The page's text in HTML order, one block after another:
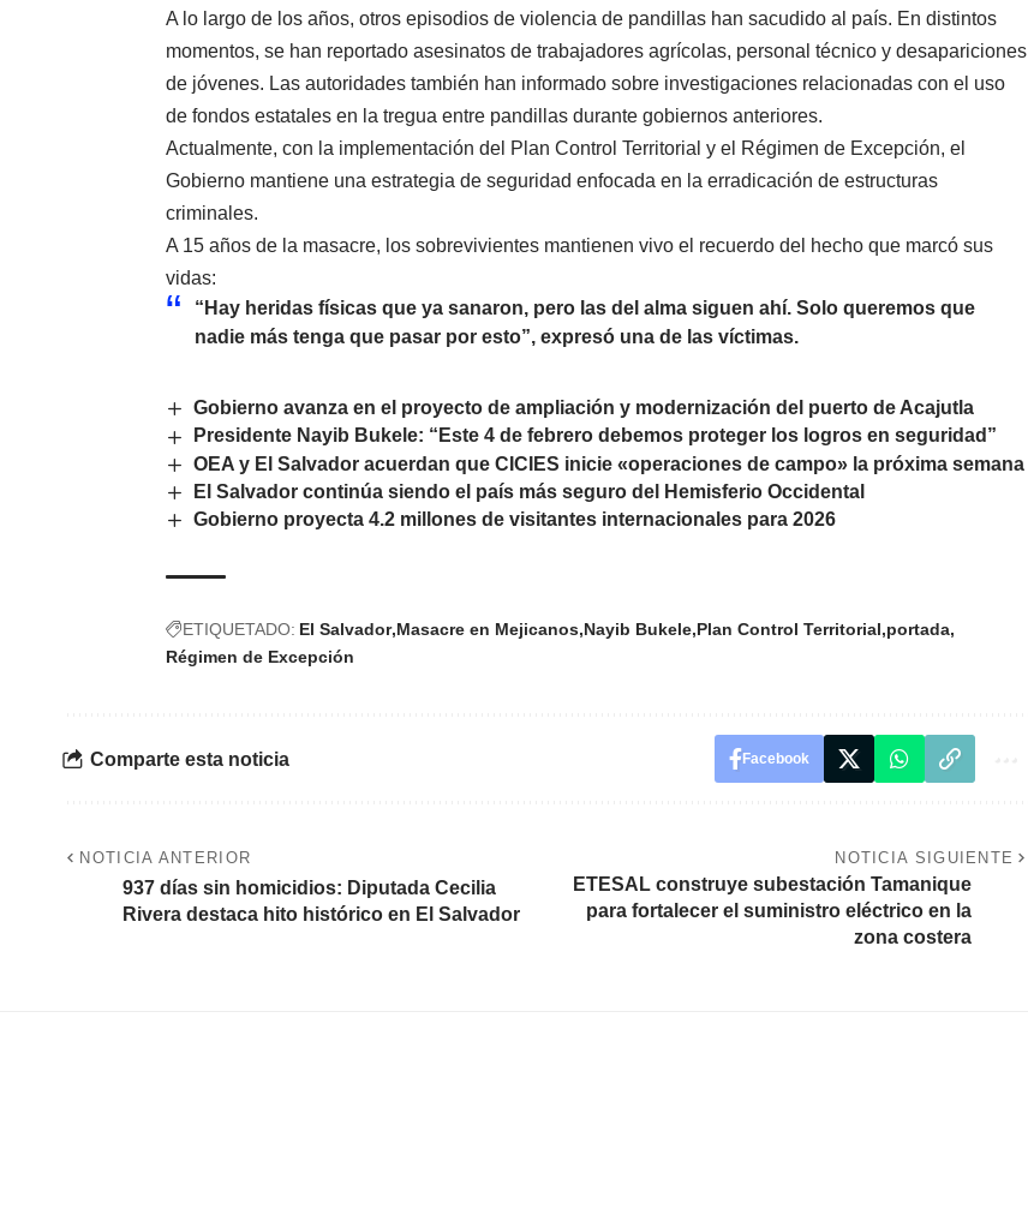
A lo largo de los años, otros episodios de violencia de pandillas han sacudido al país. En distintos
momentos, se han reportado asesinatos de trabajadores agrícolas, personal técnico y desapariciones
de jóvenes. Las autoridades también han informado sobre investigaciones relacionadas con el uso
de fondos estatales en la tregua entre pandillas durante gobiernos anteriores.
Actualmente, con la implementación del Plan Control Territorial y el Régimen de Excepción, el
Gobierno mantiene una estrategia de seguridad enfocada en la erradicación de estructuras
criminales.
A 15 años de la masacre, los sobrevivientes mantienen vivo el recuerdo del hecho que marcó sus
vidas:
“Hay heridas físicas que ya sanaron, pero las del alma siguen ahí. Solo queremos que
nadie más tenga que pasar por esto”, expresó una de las víctimas.
Gobierno avanza en el proyecto de ampliación y modernización del puerto de Acajutla
Presidente Nayib Bukele: “Este 4 de febrero debemos proteger los logros en seguridad”
OEA y El Salvador acuerdan que CICIES inicie «operaciones de campo» la próxima semana
El Salvador continúa siendo el país más seguro del Hemisferio Occidental
Gobierno proyecta 4.2 millones de visitantes internacionales para 2026
ETIQUETADO: El Salvador Masacre en Mejicanos Nayib Bukele Plan Control Territorial portada
Régimen de Excepción
Comparte esta noticia Facebook
NOTICIA ANTERIOR
937 días sin homicidios: Diputada Cecilia
Rivera destaca hito histórico en El Salvador
NOTICIA SIGUIENTE
ETESAL construye subestación Tamanique
para fortalecer el suministro eléctrico en la
zona costera